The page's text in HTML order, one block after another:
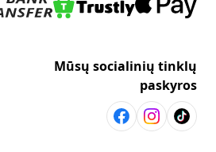
Mūsų socialinių tinklų
paskyros